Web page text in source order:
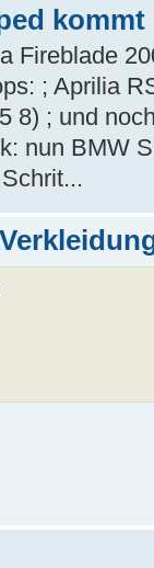
kommt
Fireblade
; Aprilia
8) ; und
nun BMW